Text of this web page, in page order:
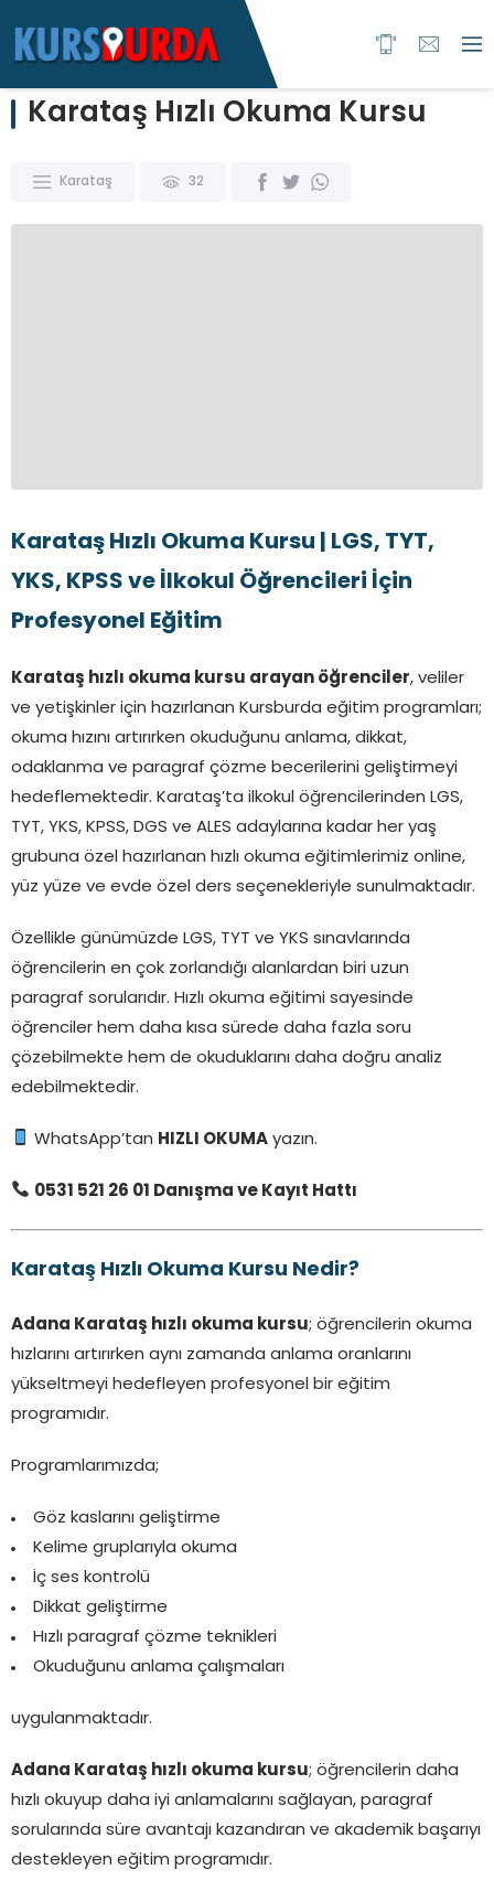
Karataş Hızlı Okuma Kursu
Karataş 32
Karataş Hızlı Okuma Kursu | LGS, TYT,
YKS, KPSS ve İlkokul Öğrencileri İçin
Profesyonel Eğitim
Karataş hızlı okuma kursu arayan öğrenciler, veliler
ve yetişkinler için hazırlanan Kursburda eğitim programları;
okuma hızını artırırken okuduğunu anlama, dikkat,
odaklanma ve paragraf çözme becerilerini geliştirmeyi
hedeflemektedir. Karataş’ta ilkokul öğrencilerinden LGS,
TYT, YKS, KPSS, DGS ve ALES adaylarına kadar her yaş
grubuna özel hazırlanan hızlı okuma eğitimlerimiz online,
yüz yüze ve evde özel ders seçenekleriyle sunulmaktadır.
Özellikle günümüzde LGS, TYT ve YKS sınavlarında
öğrencilerin en çok zorlandığı alanlardan biri uzun
paragraf sorularıdır. Hızlı okuma eğitimi sayesinde
öğrenciler hem daha kısa sürede daha fazla soru
çözebilmekte hem de okuduklarını daha doğru analiz
edebilmektedir.
WhatsApp’tan HIZLI OKUMA yazın.
0531 521 26 01 Danışma ve Kayıt Hattı
Karataş Hızlı Okuma Kursu Nedir?
Adana Karataş hızlı okuma kursu ; öğrencilerin okuma
hızlarını artırırken aynı zamanda anlama oranlarını
yükseltmeyi hedefleyen profesyonel bir eğitim
programıdır.
Programlarımızda;
Göz kaslarını geliştirme
Kelime gruplarıyla okuma
İç ses kontrolü
Dikkat geliştirme
Hızlı paragraf çözme teknikleri
Okuduğunu anlama çalışmaları
uygulanmaktadır.
Adana Karataş hızlı okuma kursu ; öğrencilerin daha
hızlı okuyup daha iyi anlamalarını sağlayan, paragraf
sorularında süre avantajı kazandıran ve akademik başarıyı
destekleyen eğitim programıdır.